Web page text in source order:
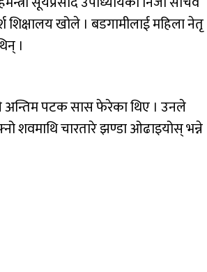
खोले । बडगामीलाई महिला नेतृ
।
अन्तिम पटक सास फेरेका थिए । उनले
शवमाथि चारतारे झण्डा ओढाइयोस् भन्ने